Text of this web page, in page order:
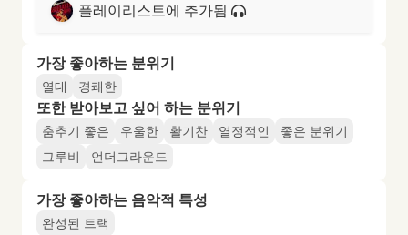
플레이리스트에 추가됨
가장 좋아하는 분위기
열대 경쾌한
또한 받아보고 싶어 하는 분위기
춤추기 좋은 우울한 활기찬 열정적인
좋은 분위기
그루비
언더그라운드
가장 좋아하는 음악적 특성
완성된 트랙